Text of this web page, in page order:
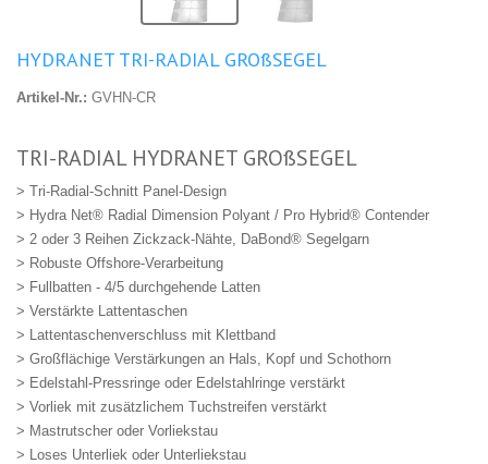
HYDRANET TRI-RADIAL GROßSEGEL
Artikel-Nr.: GVHN-CR
TRI-RADIAL HYDRANET GROßSEGEL
> Tri-Radial-Schnitt Panel-Design
> Hydra Net® Radial Dimension Polyant / Pro Hybrid® Contender
> 2 oder 3 Reihen Zickzack-Nähte, DaBond® Segelgarn
> Robuste Offshore-Verarbeitung
> Fullbatten - 4/5 durchgehende Latten
> Verstärkte Lattentaschen
> Lattentaschenverschluss mit Klettband
> Großflächige Verstärkungen an Hals, Kopf und Schothorn
> Edelstahl-Pressringe oder Edelstahlringe verstärkt
> Vorliek mit zusätzlichem Tuchstreifen verstärkt
> Mastrutscher oder Vorliekstau
> Loses Unterliek oder Unterliekstau